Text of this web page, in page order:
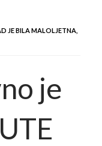
JE BILA MALOLJETNA,
je